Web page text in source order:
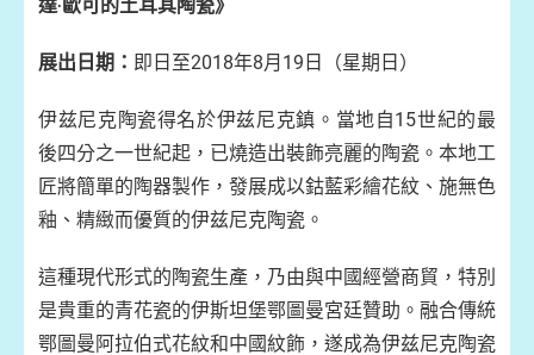
達‧歐可的土耳其陶瓷》
展出日期： 即日至2018年8月19日（星期日）
伊兹尼克陶瓷得名於伊兹尼克鎮。當地自15世紀的最
後四分之一世紀起，已燒造出裝飾亮麗的陶瓷。本地工
匠將簡單的陶器製作，發展成以鈷藍彩繪花紋、施無色
釉、精緻而優質的伊兹尼克陶瓷。
這種現代形式的陶瓷生產，乃由與中國經營商貿，特別
是貴重的青花瓷的伊斯坦堡鄂圖曼宮廷贊助。融合傳統
鄂圖曼阿拉伯式花紋和中國紋飾，遂成為伊兹尼克陶瓷